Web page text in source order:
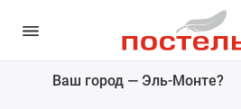
Ваш город — Эль-Монте?